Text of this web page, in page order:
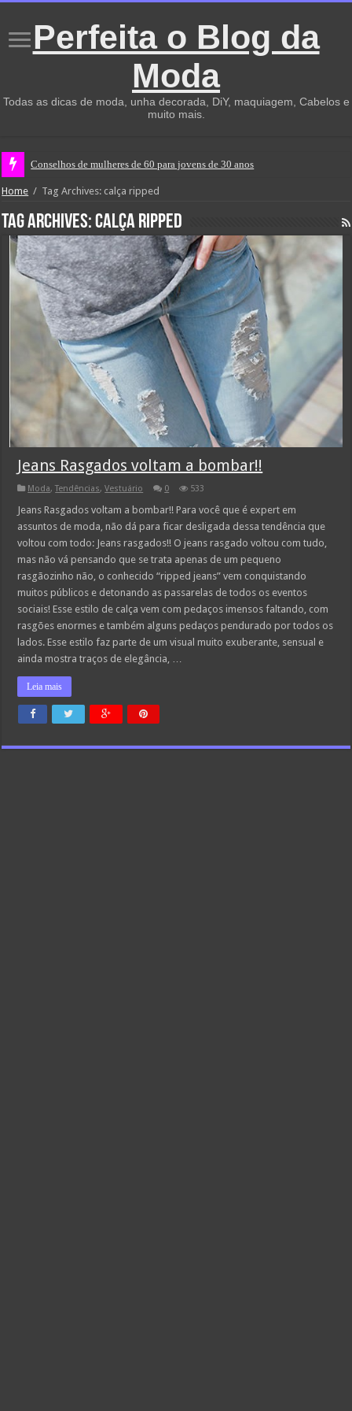
Perfeita o Blog da
Moda
Todas as dicas de moda, unha decorada, DiY, maquiagem, Cabelos e
muito mais.
Conselhos de mulheres de 60 para jovens de 30 anos
Home / Tag Archives: calça ripped
Tag Archives:calça ripped
Jeans Rasgados voltam a bombar!!
Moda,Tendências,Vestuário 0 533
Jeans Rasgados voltam a bombar!! Para você que é expert em
assuntos de moda, não dá para ficar desligada dessa tendência que
voltou com todo: Jeans rasgados!! O jeans rasgado voltou com tudo,
mas não vá pensando que se trata apenas de um pequeno
rasgãozinho não, o conhecido “ripped jeans” vem conquistando
muitos públicos e detonando as passarelas de todos os eventos
sociais! Esse estilo de calça vem com pedaços imensos faltando, com
rasgões enormes e também alguns pedaços pendurado por todos os
lados. Esse estilo faz parte de um visual muito exuberante, sensual e
ainda mostra traços de elegância, …
Leia mais